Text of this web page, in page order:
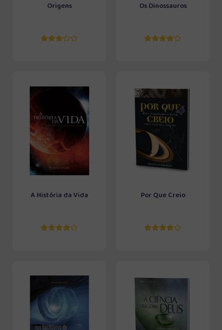
Origens Os Dinossauros
A História da Vida Por Que Creio